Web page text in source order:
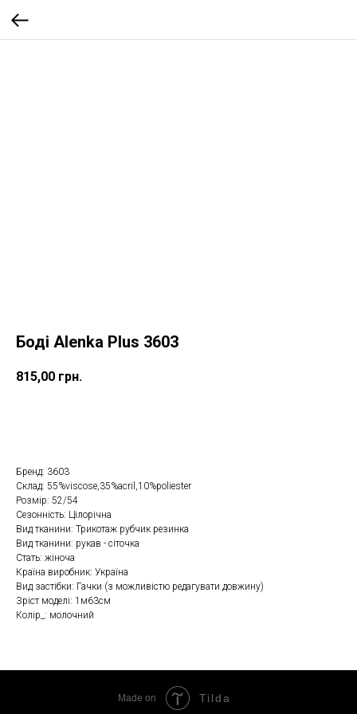
Боді Alenka Plus 3603
815,00 грн.
Бренд: 3603
Склад: 55%viscose,35%aсril,10%poliester
Розмір: 52/54
Сезонність: Цілорічна
Вид тканини: Трикотаж рубчик резинка
Вид тканини: рукав - сіточка
Стать: жіноча
Країна виробник: Україна
Вид застібки: Гачки (з можливістю редагувати довжину)
Зріст моделі: 1м63см
Колір_: молочний
Made on Tilda